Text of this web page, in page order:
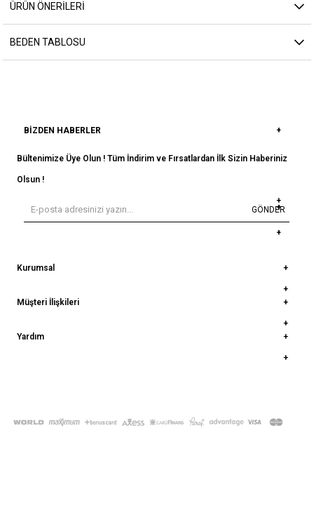
ÜRÜN ÖNERILERI
BEDEN TABLOSU
BIZDEN HABERLER
Bültenimize Üye Olun ! Tüm İndirim ve Fırsatlardan İlk Sizin Haberiniz
Olsun !
GÖNDER
Kurumsal
Müşteri İlişkileri
Yardım